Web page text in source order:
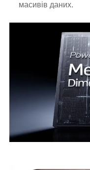
масивів даних.